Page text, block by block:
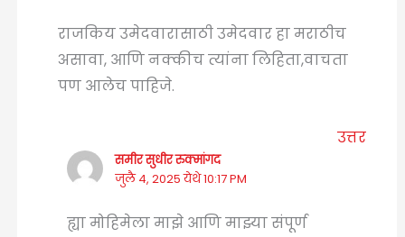
राजकिय उमेदवारासाठी उमेदवार हा मराठीच
असावा, आणि नक्कीच त्यांना लिहिता,वाचता
पण आलेच पाहिजे.
उत्तर
समीर सुधीर रुक्मांगद
जुलै 4, 2025 येथे 10:17 PM
ह्या मोहिमेला माझे आणि माझ्या संपूर्ण